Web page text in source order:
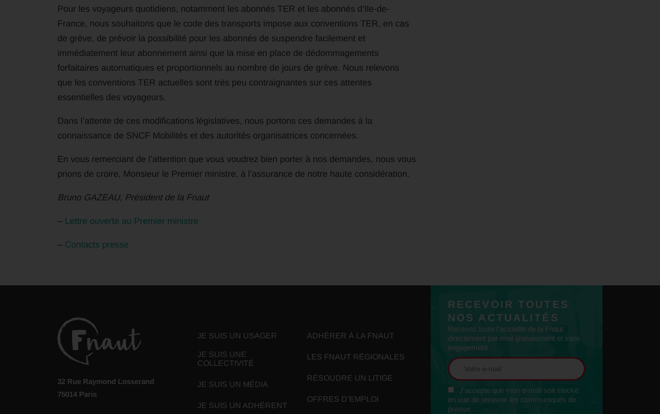
Pour les voyageurs quotidiens, notamment les abonnés TER et les abonnés d’Ile-de-
France, nous souhaitons que le code des transports impose aux conventions TER, en cas
de grève, de prévoir la possibilité pour les abonnés de suspendre facilement et
immédiatement leur abonnement ainsi que la mise en place de dédommagements
forfaitaires automatiques et proportionnels au nombre de jours de grève. Nous relevons
que les conventions TER actuelles sont très peu contraignantes sur ces attentes
essentielles des voyageurs.
Dans l’attente de ces modifications législatives, nous portons ces demandes à la
connaissance de SNCF Mobilités et des autorités organisatrices concernées.
En vous remerciant de l’attention que vous voudrez bien porter à nos demandes, nous vous
prions de croire, Monsieur le Premier ministre, à l’assurance de notre haute considération.
Bruno GAZEAU, Président de la Fnaut
– Lettre ouverte au Premier ministre
– Contacts presse
32 Rue Raymond Losserand
75014 Paris
JE SUIS UN USAGER
JE SUIS UNE
COLLECTIVITÉ
JE SUIS UN MÉDIA
JE SUIS UN ADHÉRENT
ADHÉRER À LA FNAUT
LES FNAUT RÉGIONALES
RÉSOUDRE UN LITIGE
OFFRES D’EMPLOI
RECEVOIR TOUTES
NOS ACTUALITÉS
Recevez toute l'actualité de la Fnaut
directement par mail gratuitement et sans
engagement
J'accepte que mon e-mail soit stocké
en vue de recevoir les communiqués de
presse.